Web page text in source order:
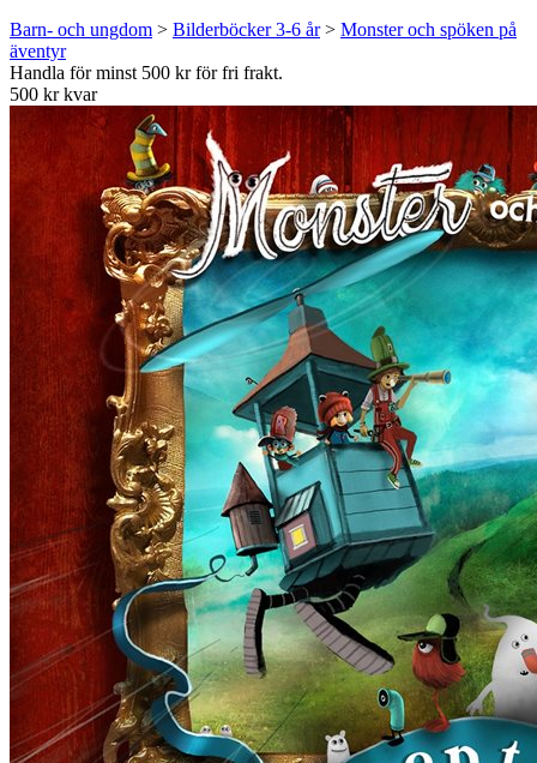
Barn- och ungdom > Bilderböcker 3-6 år> Monster och spöken på
äventyr
Handla för minst 500 kr för fri frakt.
500 kr kvar